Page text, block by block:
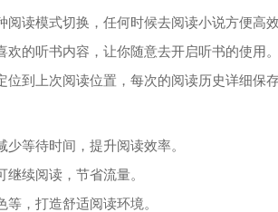
读模式切换，任何时候去阅读小说方便高效
的听书内容，让你随意去开启听书的使用。
到上次阅读位置，每次的阅读历史详细保存
等待时间，提升阅读效率。
续阅读，节省流量。
，打造舒适阅读环境。